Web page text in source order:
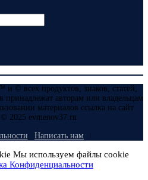
© всех продуктов, знаков, статей,
принадлежат авторам или владельцам
материалов ссылка на сайт
© 2025 evmenov37.ru
Написать нам
Мы используем файлы cookie
Конфиденциальности